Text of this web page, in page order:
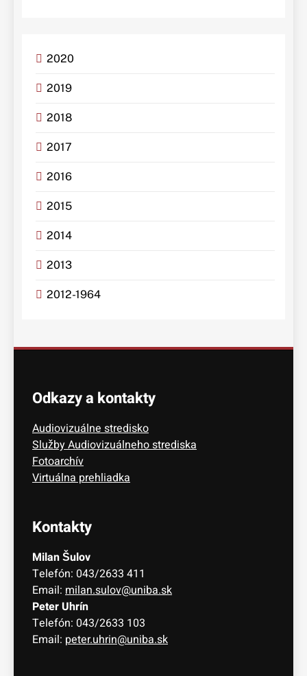
2020
2019
2018
2017
2016
2015
2014
2013
2012-1964
Odkazy a kontakty
Audiovizuálne stredisko
Služby Audiovizuálneho strediska
Fotoarchív
Virtuálna prehliadka
Kontakty
Milan Šulov
Telefón: 043/2633 411
Email: milan.sulov@uniba.sk
Peter Uhrín
Telefón: 043/2633 103
Email: peter.uhrin@uniba.sk